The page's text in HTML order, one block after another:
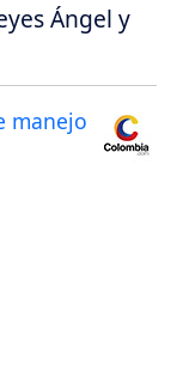
Ángel y